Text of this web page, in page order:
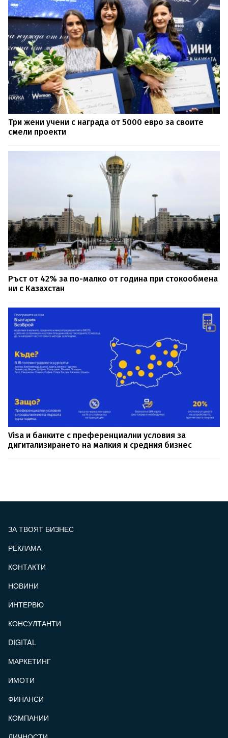
Tри жени учени с награда от 5000 евро за своите
смели проекти
Ръст от 42% за по-малко от година при стокообмена
ни с Казахстан
Visa и банките с преференциални условия за
дигитализирането на малкия и средния бизнес
ЗА ТВОЯТ БИЗНЕС
РЕКЛАМА
КОНТАКТИ
НОВИНИ
ИНТЕРВЮ
КОНСУЛТАНТИ
DIGITAL
МАРКЕТИНГ
ИМОТИ
ФИНАНСИ
КОМПАНИИ